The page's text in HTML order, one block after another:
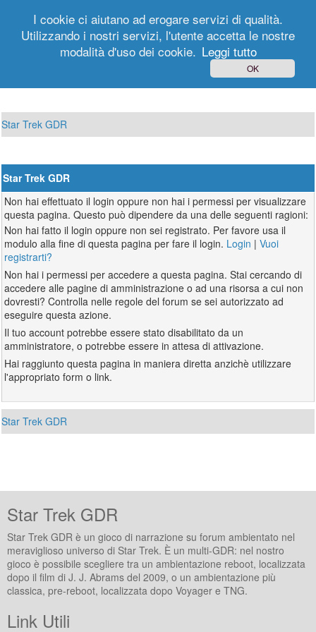
Registrati
Star Trek GDR
Star Trek GDR
Non hai effettuato il login oppure non hai i permessi per visualizzare
questa pagina. Questo può dipendere da una delle seguenti ragioni:
Non hai fatto il login oppure non sei registrato. Per favore usa il
modulo alla fine di questa pagina per fare il login. Login |Vuoi
registrarti?
Non hai i permessi per accedere a questa pagina. Stai cercando di
accedere alle pagine di amministrazione o ad una risorsa a cui non
dovresti? Controlla nelle regole del forum se sei autorizzato ad
eseguire questa azione.
Il tuo account potrebbe essere stato disabilitato da un
amministratore, o potrebbe essere in attesa di attivazione.
Hai raggiunto questa pagina in maniera diretta anzichè utilizzare
l'appropriato form o link.
Star Trek GDR
Star Trek GDR
Star Trek GDR è un gioco di narrazione su forum ambientato nel
meraviglioso universo di Star Trek. È un multi-GDR: nel nostro
gioco è possibile scegliere tra un ambientazione reboot, localizzata
dopo il film di J. J. Abrams del 2009, o un ambientazione più
classica, pre-reboot, localizzata dopo Voyager e TNG.
Link Utili
I cookie ci aiutano ad erogare servizi di qualità.
Utilizzando i nostri servizi, l'utente accetta le nostre
modalità d'uso dei cookie. Leggi tutto
OK